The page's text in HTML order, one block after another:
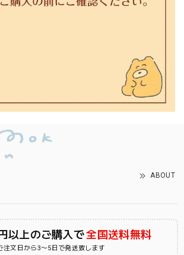
ABOUT
以上のご購入で全国送料無料
注文日から3〜5日で発送致します